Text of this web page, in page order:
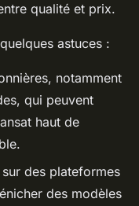
qualité et prix.
astuces :
notamment
qui peuvent
haut de
sur des plateformes
des modèles